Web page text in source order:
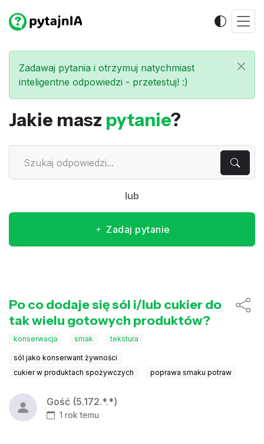
Zadawaj pytania i otrzymuj natychmiast
inteligentne odpowiedzi - przetestuj! :)
Jakie masz pytanie?
lub
Zadaj pytanie
Po co dodaje się sól i/lub cukier do
tak wielu gotowych produktów?
konserwacja smak tekstura
sól jako konserwant żywności
cukier w produktach spożywczych
poprawa smaku potraw
Gość (5.172.*.*)
1 rok temu